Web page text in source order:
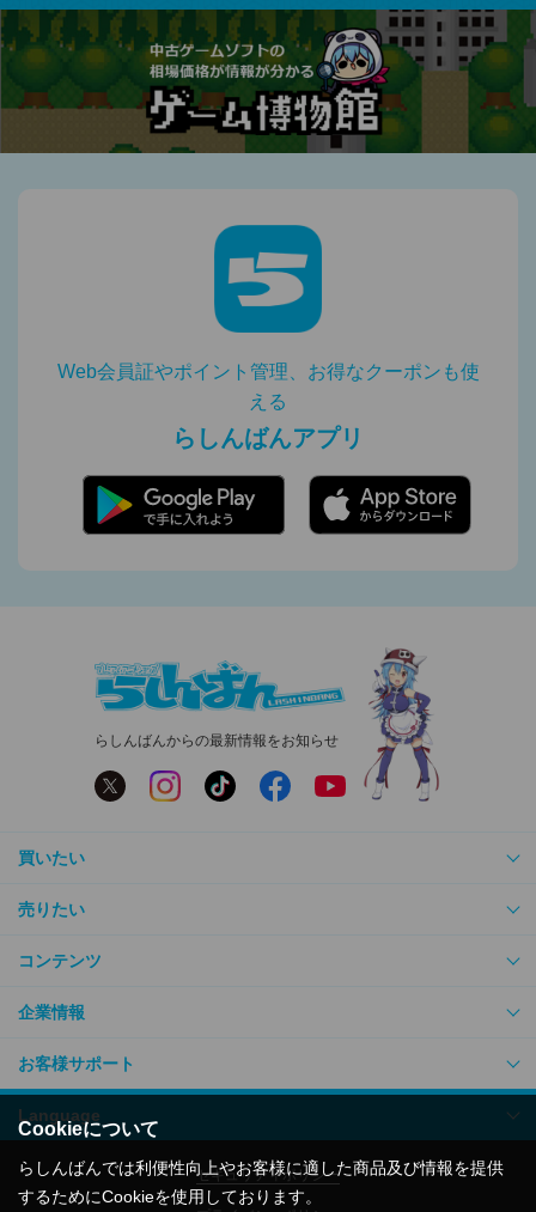
Cookieについて
らしんばんでは利便性向上やお客様に適した商品及び情報を提供
するためにCookieを使用しております。
Web会員証やポイント管理、お得なクーポンも使
える
らしんばんアプリ
らしんばんからの最新情報をお知らせ
買いたい
売りたい
コンテンツ
企業情報
お客様サポート
Language
セキュリティポリシー